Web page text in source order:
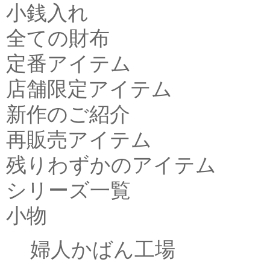
小銭入れ
全ての財布
定番アイテム
店舗限定アイテム
新作のご紹介
再販売アイテム
残りわずかのアイテム
シリーズ一覧
小物
婦人かばん工場